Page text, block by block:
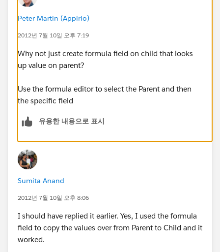
Peter Martin (Appirio)
2012년 7월 10일 오후 7:19
Why not just create formula field on child that looks
up value on parent?
Use the formula editor to select the Parent and then
the specific field
유용한 내용으로 표시
Sumita Anand
2012년 7월 10일 오후 8:06
I should have replied it earlier. Yes, I used the formula
field to copy the values over from Parent to Child and it
worked.